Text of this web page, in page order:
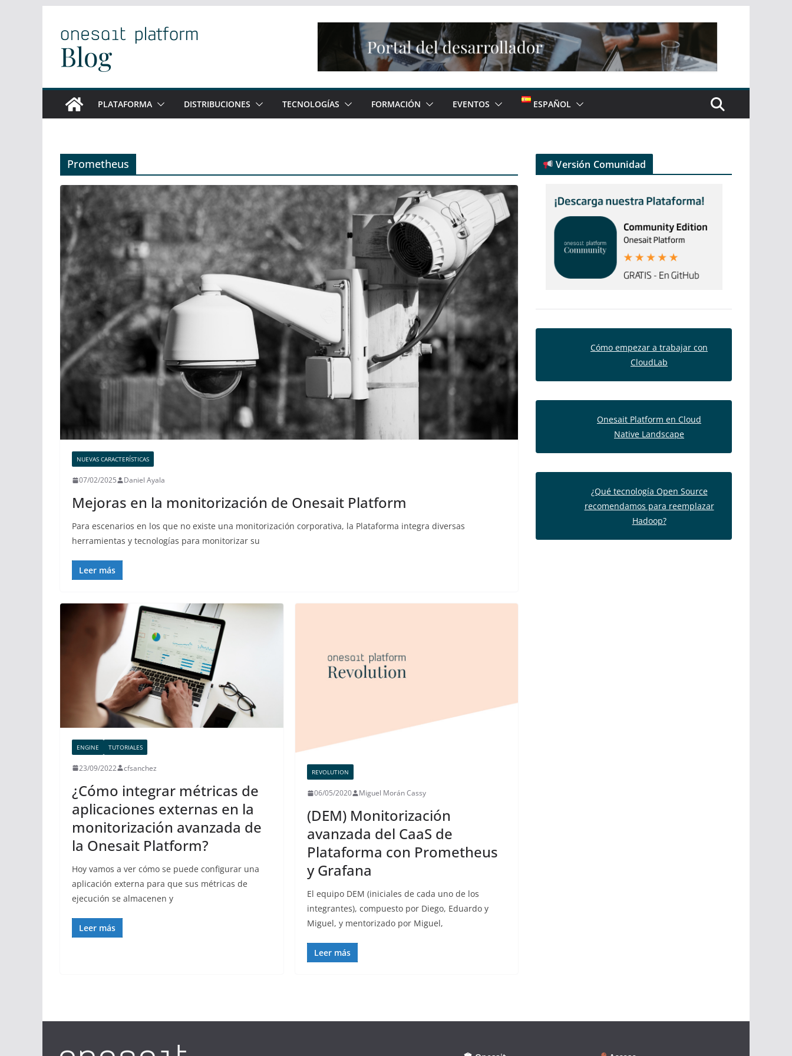
contenido
PLATAFORMA DISTRIBUCIONES TECNOLOGÍAS FORMACIÓN EVENTOS ESPAÑOL
Prometheus
NUEVAS CARACTERÍSTICAS
07/02/2025 Daniel Ayala
Mejoras en la monitorización de Onesait Platform
Para escenarios en los que no existe una monitorización corporativa, la Plataforma integra diversas
herramientas y tecnologías para monitorizar su
Leer más
ENGINE TUTORIALES
23/09/2022 cfsanchez
¿Cómo integrar métricas de
aplicaciones externas en la
monitorización avanzada de
la Onesait Platform?
Hoy vamos a ver cómo se puede configurar una
aplicación externa para que sus métricas de
ejecución se almacenen y
Leer más
REVOLUTION
06/05/2020 Miguel Morán Cassy
(DEM) Monitorización
avanzada del CaaS de
Plataforma con Prometheus
y Grafana
El equipo DEM (iniciales de cada uno de los
integrantes), compuesto por Diego, Eduardo y
Miguel, y mentorizado por Miguel,
Leer más
Versión Comunidad
Cómo empezar a trabajar con
CloudLab
Onesait Platform en Cloud
Native Landscape
¿Qué tecnología Open Source
recomendamos para reemplazar
Hadoop?